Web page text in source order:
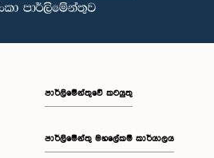
පාර්ලිමේන්තුවේ කටයුතු
පාර්ලිමේන්තු මහලේකම් කාර්යාලය